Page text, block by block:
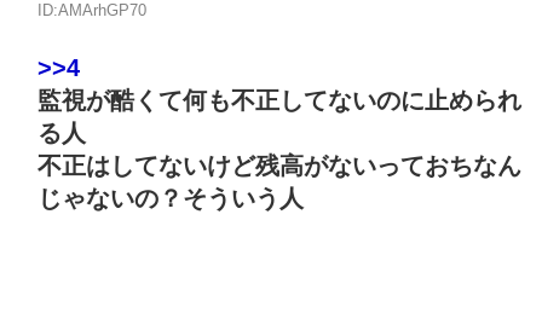
ID:AMArhGP70
>>4
監視が酷くて何も不正してないのに止められ
る人
不正はしてないけど残高がないっておちなん
じゃないの？そういう人